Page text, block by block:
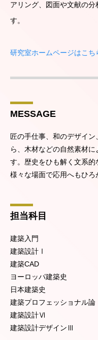
アリング、図面や文献の
す。
研究室ホームページはこち
MESSAGE
匠の手仕事、和のデザイ
ら、木材などの自然素材
す。歴史をひも解く文系
様々な場面で応用へもひろ
担当科目
建築入門
建築設計Ⅰ
建築CAD
ヨーロッパ建築史
日本建築史
建築プロフェッショナル論
建築設計Ⅵ
建築設計デザインⅢ